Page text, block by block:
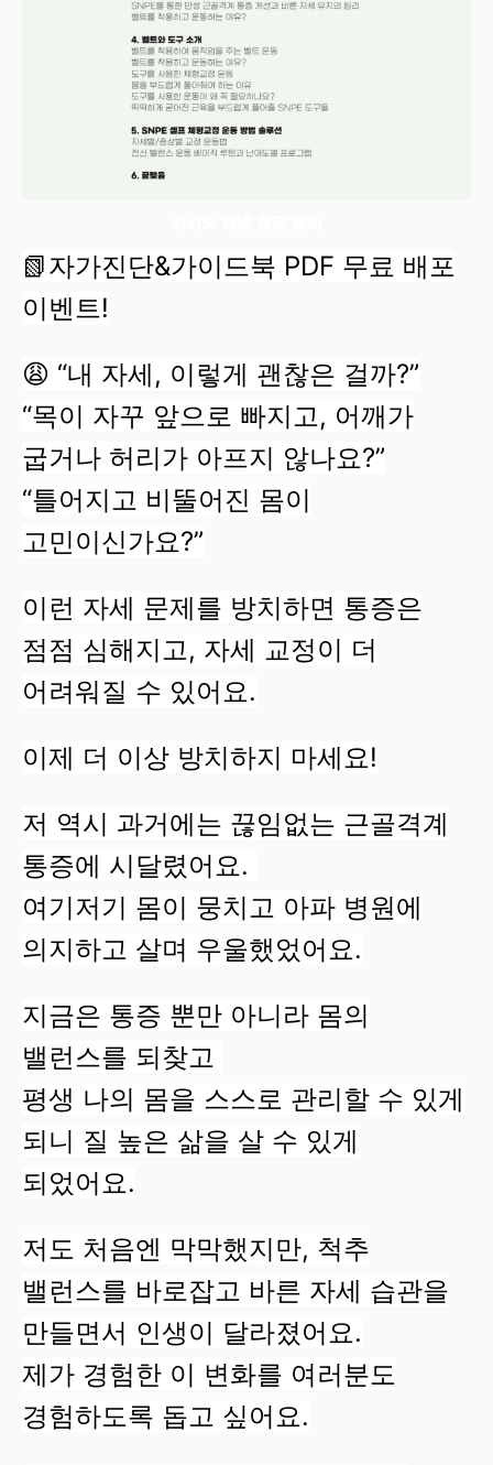
📗자가진단&가이드북 PDF 무료 배포
이벤트!
😩 “내 자세, 이렇게 괜찮은 걸까?”
“목이 자꾸 앞으로 빠지고, 어깨가
굽거나 허리가 아프지 않나요?”
“틀어지고 비뚤어진 몸이
고민이신가요?”
이런 자세 문제를 방치하면 통증은
점점 심해지고, 자세 교정이 더
어려워질 수 있어요.
이제 더 이상 방치하지 마세요!
저 역시 과거에는 끊임없는 근골격계
통증에 시달렸어요.
여기저기 몸이 뭉치고 아파 병원에
의지하고 살며 우울했었어요.
지금은 통증 뿐만 아니라 몸의
밸런스를 되찾고
평생 나의 몸을 스스로 관리할 수 있게
되니 질 높은 삶을 살 수 있게
되었어요.
저도 처음엔 막막했지만, 척추
밸런스를 바로잡고 바른 자세 습관을
만들면서 인생이 달라졌어요.
제가 경험한 이 변화를 여러분도
경험하도록 돕고 싶어요.